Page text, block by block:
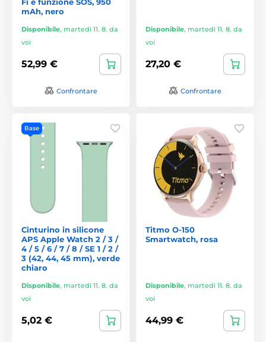
mAh, nero
Disponibile, martedì 11. 8. da
voi
52,99 €
Confrontare
Disponibile, martedì 11. 8. da
voi
27,20 €
Confrontare
Base
Cinturino in silicone
APS Apple Watch 2 / 3 /
4 / 5 / 6 / 7 / 8 / SE 1 / 2 /
3 (42, 44, 45 mm), verde
chiaro
Disponibile, martedì 11. 8. da
voi
5,02 €
Titmo O-150
Smartwatch, rosa
Disponibile, martedì 11. 8. da
voi
44,99 €